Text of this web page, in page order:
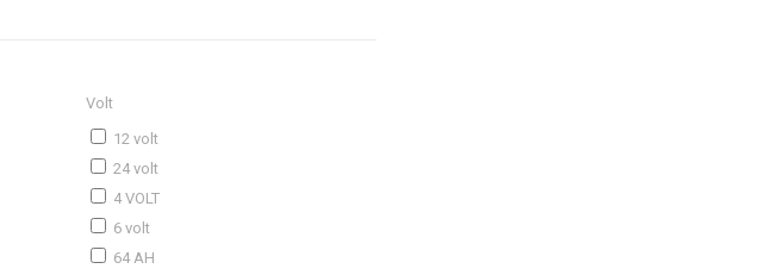
Volt
12 volt
24 volt
4 VOLT
6 volt
64 AH